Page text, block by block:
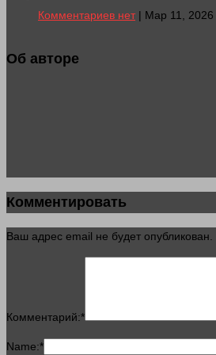
Комментариев нет| Мар 11, 2026
Об авторе
Комментировать
Ваш адрес email не будет опубликован.
Комментарий:*
Name:*